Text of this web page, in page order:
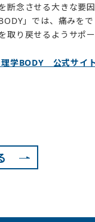
断念させる大きな要
」では、痛みを
取り戻せるようサポー
学BODY 公式サイ